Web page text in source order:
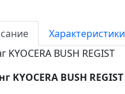
Характеристики
KYOCERA BUSH REGIST
KYOCERA BUSH REGIST